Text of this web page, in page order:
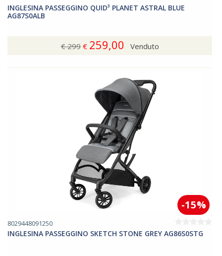
INGLESINA PASSEGGINO QUID³ PLANET ASTRAL BLUE
AG87S0ALB
€ 299€ 259,00 Venduto
8029448091250
INGLESINA PASSEGGINO SKETCH STONE GREY AG86S0STG
-15%